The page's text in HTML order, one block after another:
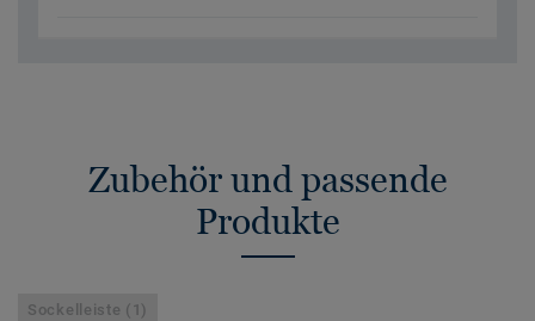
Zubehör und passende
Produkte
Sockelleiste (1)